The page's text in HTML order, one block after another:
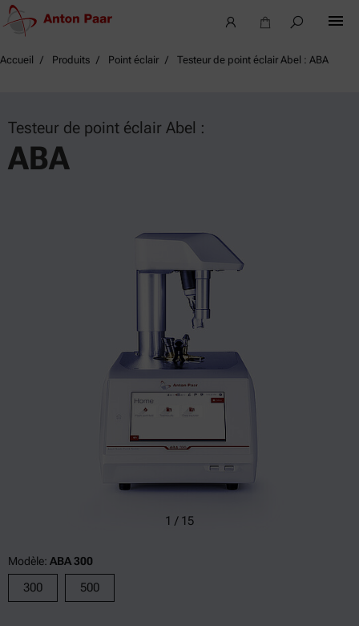
Accueil Produits Point éclair Testeur de point éclair Abel : ABA
Testeur de point éclair Abel :
ABA
1 / 15
Modèle: ABA 300
300 500